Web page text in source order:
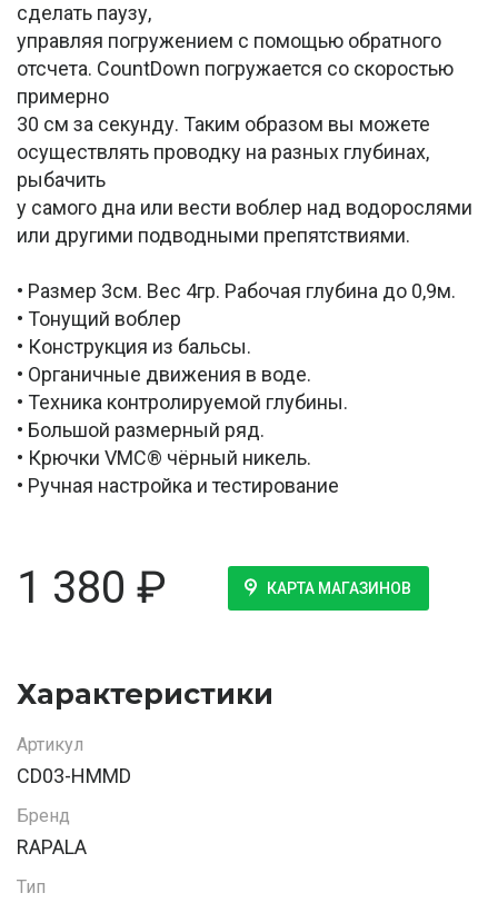
сделать паузу,
управляя погружением с помощью обратного
отсчета. CountDown погружается со скоростью
примерно
30 см за секунду. Таким образом вы можете
осуществлять проводку на разных глубинах,
рыбачить
у самого дна или вести воблер над водорослями
или другими подводными препятствиями.
• Размер 3см. Вес 4гр. Рабочая глубина до 0,9м.
• Тонущий воблер
• Конструкция из бальсы.
• Органичные движения в воде.
• Техника контролируемой глубины.
• Большой размерный ряд.
• Крючки VMC® чёрный никель.
• Ручная настройка и тестирование
1 380 ₽ КАРТА МАГАЗИНОВ
Характеристики
Артикул
CD03-HMMD
Бренд
RAPALA
Тип